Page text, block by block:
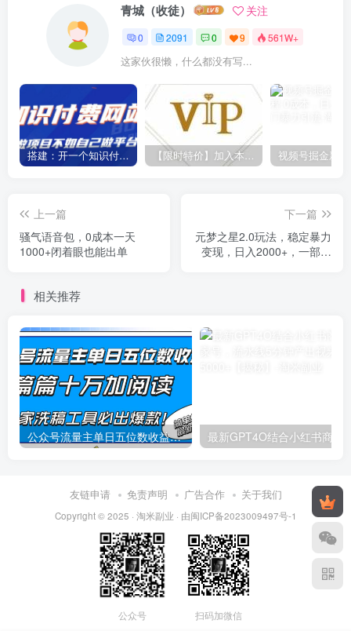
青城（收徒） 关注
0 2091 0 9 561W+
这家伙很懒，什么都没有写...
搭建：开一个知识付费资源网站，24小时全自动赚钱！ 【限时特价】加入本站VIP会员，海量最新各大团队网赚内部教程全免费，每天持续更新！
上一篇
骚气语音包，0成本一天
1000+闭着眼也能出单
下一篇
元梦之星2.0玩法，稳定暴力
变现，日入2000+，一部手
相关推荐
公众号流量主单日五位数收益，篇篇十万加阅读独家洗稿工具必出爆款！
友链申请 免责声明 广告合作 关于我们
Copyright © 2025 · 淘米副业 · 由闽ICP备2023009497号-1
公众号 扫码加微信